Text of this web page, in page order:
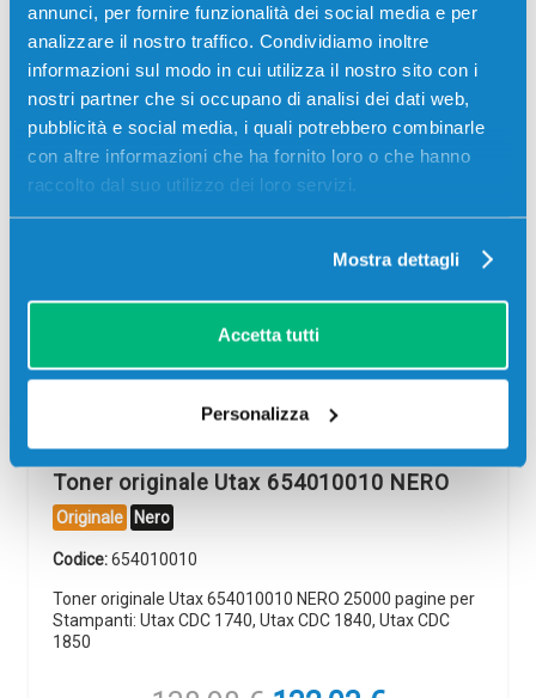
annunci, per fornire funzionalità dei social media e per
analizzare il nostro traffico. Condividiamo inoltre
informazioni sul modo in cui utilizza il nostro sito con i
nostri partner che si occupano di analisi dei dati web,
pubblicità e social media, i quali potrebbero combinarle
con altre informazioni che ha fornito loro o che hanno
raccolto dal suo utilizzo dei loro servizi.
Mostra dettagli
Accetta tutti
Personalizza
SCADE TRA:
03
giorni
19
ore
29
min sec
Più acquisti, più risparmi:
Visita la pagina prodotto per
visualizzare l'offerta
Toner originale Utax 654010010 NERO
Originale Nero
Codice:654010010
Toner originale Utax 654010010 NERO 25000 pagine per
Stampanti: Utax CDC 1740, Utax CDC 1840, Utax CDC
1850